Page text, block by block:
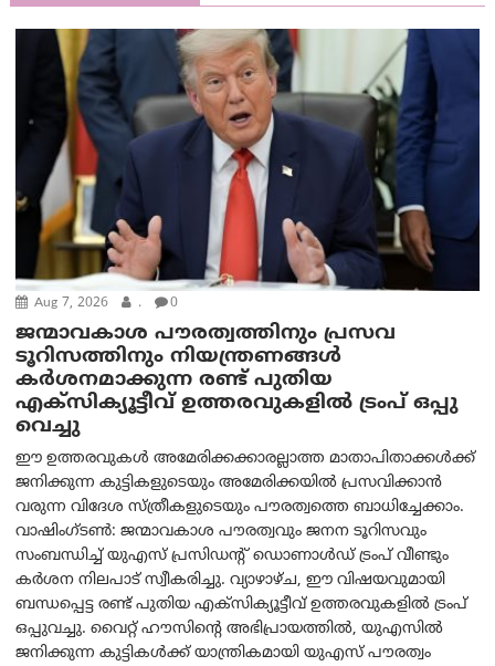
Aug 7, 2026 . 0
ജന്മാവകാശ പൗരത്വത്തിനും പ്രസവ
ടൂറിസത്തിനും നിയന്ത്രണങ്ങൾ
കർശനമാക്കുന്ന രണ്ട് പുതിയ
എക്സിക്യൂട്ടീവ് ഉത്തരവുകളിൽ ട്രംപ് ഒപ്പു
വെച്ചു
ഈ ഉത്തരവുകൾ അമേരിക്കക്കാരല്ലാത്ത മാതാപിതാക്കൾക്ക്
ജനിക്കുന്ന കുട്ടികളുടെയും അമേരിക്കയിൽ പ്രസവിക്കാൻ
വരുന്ന വിദേശ സ്ത്രീകളുടെയും പൗരത്വത്തെ ബാധിച്ചേക്കാം.
വാഷിംഗ്ടണ്‍: ജന്മാവകാശ പൗരത്വവും ജനന ടൂറിസവും
സംബന്ധിച്ച് യുഎസ് പ്രസിഡന്റ് ഡൊണാൾഡ് ട്രംപ് വീണ്ടും
കർശന നിലപാട് സ്വീകരിച്ചു. വ്യാഴാഴ്ച, ഈ വിഷയവുമായി
ബന്ധപ്പെട്ട രണ്ട് പുതിയ എക്സിക്യൂട്ടീവ് ഉത്തരവുകളിൽ ട്രംപ്
ഒപ്പുവച്ചു. വൈറ്റ് ഹൗസിന്റെ അഭിപ്രായത്തിൽ, യുഎസിൽ
ജനിക്കുന്ന കുട്ടികൾക്ക് യാന്ത്രികമായി യുഎസ് പൗരത്വം